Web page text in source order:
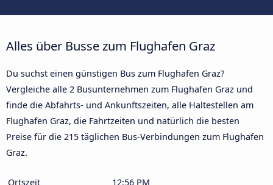
Alles über Busse zum Flughafen Graz
Du suchst einen günstigen Bus zum Flughafen Graz?
Vergleiche alle 2 Busunternehmen zum Flughafen Graz und
finde die Abfahrts- und Ankunftszeiten, alle Haltestellen am
Flughafen Graz, die Fahrtzeiten und natürlich die besten
Preise für die 215 täglichen Bus-Verbindungen zum Flughafen
Graz.
Ortszeit
12:56 PM